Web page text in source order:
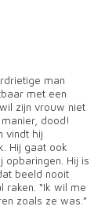
man
met een
zijn vrouw niet
dood!
vindt hij
Hij gaat ook
opbaringen. Hij is
beeld nooit
raken. “Ik wil me
zoals ze was.”